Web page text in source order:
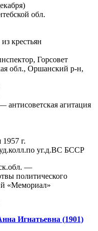
обл.
из крестьян
Горсовет
обл., Оршанский р-н,
агитация
г.
уг.д.ВС БССР
—
политического
«Мемориал»
Игнатьевна (1901)